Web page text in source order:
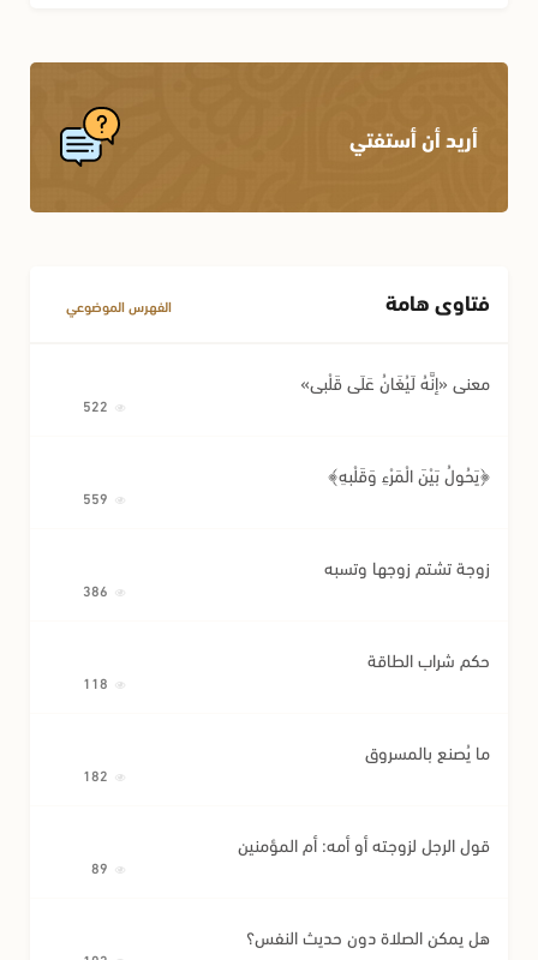
أريد أن أستفتي
فتاوى هامة الفهرس الموضوعي
معنى «إِنَّهُ لَيُغَانُ عَلَى قَلْبِي»
﴿يَحُولُ بَيْنَ الْمَرْءِ وَقَلْبِهِ﴾
زوجة تشتم زوجها وتسبه
حكم شراب الطاقة
ما يُصنع بالمسروق
قول الرجل لزوجته أو أمه: أم المؤمنين
هل يمكن الصلاة دون حديث النفس؟